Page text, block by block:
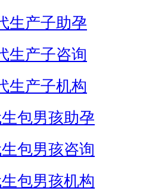
生产子助孕
生产子咨询
生产子机构
包男孩助孕
包男孩咨询
包男孩机构